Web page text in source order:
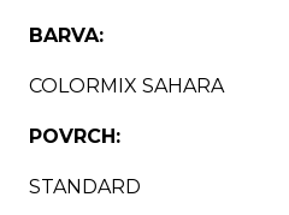
BARVA:
COLORMIX SAHARA
POVRCH:
STANDARD